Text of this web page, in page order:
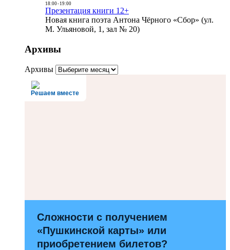
18:00- 19:00
Презентация книги 12+
Новая книга поэта Антона Чёрного «Сбор» (ул.
М. Ульяновой, 1, зал № 20)
Архивы
Архивы
Решаем вместе
Сложности с получением
«Пушкинской карты» или
приобретением билетов?